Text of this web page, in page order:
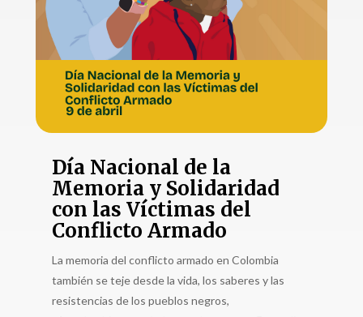
Día Nacional de la
Memoria y Solidaridad
con las Víctimas del
Conflicto Armado
La memoria del conflicto armado en Colombia
también se teje desde la vida, los saberes y las
resistencias de los pueblos negros,